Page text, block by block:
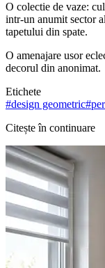
O colectie de vaze:
intr-un anumit sector
tapetului din spate.
O amenajare usor
decorul din anonimat.
Etichete
#design geometric#
Citește în continuare